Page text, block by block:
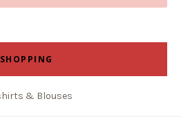
SHOPPING